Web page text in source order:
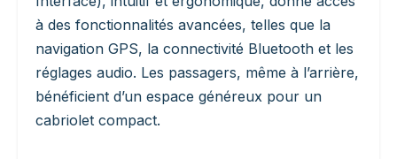
à des fonctionnalités avancées, telles que la
navigation GPS, la connectivité Bluetooth et les
réglages audio. Les passagers, même à l’arrière,
bénéficient d’un espace généreux pour un
cabriolet compact.